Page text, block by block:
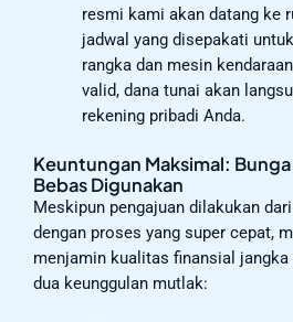
resmi kami akan datang ke
jadwal yang disepakati
rangka dan mesin
valid, dana tunai akan
rekening pribadi Anda.
Keuntungan Maksimal:
Bebas Digunakan
Meskipun pengajuan dilakukan
dengan proses yang super cepat,
menjamin kualitas finansial jangka
dua keunggulan mutlak: